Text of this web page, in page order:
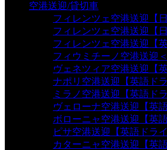
空港送迎/貸切車
フィレンツェ空港送迎【
フィレンツェ空港送迎【
フィレンツェ空港送迎【
フィウミチーノ空港送迎
ヴェネツィア空港送迎【
ナポリ空港送迎【英語ドラ
ミラノ空港送迎【英語ド
ヴェローナ空港送迎【英
ボローニャ空港送迎【英
ピサ空港送迎【英語ドライ
カターニャ空港送迎【英